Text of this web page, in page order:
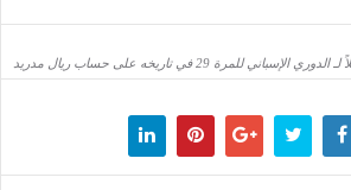
للمرة 29 في تاريخه على حساب ريال مدريد